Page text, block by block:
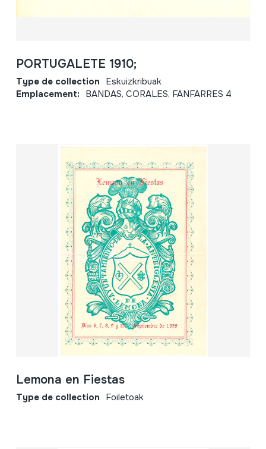
PORTUGALETE 1910;
Type de collection Eskuizkribuak
Emplacement: BANDAS, CORALES, FANFARRES 4
Lemona en Fiestas
Type de collection Foiletoak